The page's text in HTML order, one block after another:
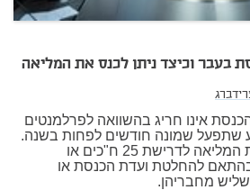
בעבר וכיצד ניתן לכנס את המליאה
אינו חריג בהשוואה לפרלמנטים
שתפעל שמונה חודשים לפחות בשנה.
בזמן פגרה ניתן לכנס את המליאה לדרישת 25 ח"כים או
להחלטת ועדת הכנסת או
מחבריהן.